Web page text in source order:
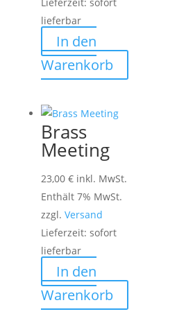
lieferbar
In den
Warenkorb
Brass
Meeting
23,00 € inkl. MwSt.
Enthält 7% MwSt.
zzgl. Versand
Lieferzeit: sofort
lieferbar
In den
Warenkorb